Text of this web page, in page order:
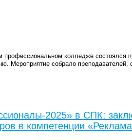
профессиональном колледже состоялся
Мероприятие собрало преподавателей,
2025» в СПК:
в компетенции